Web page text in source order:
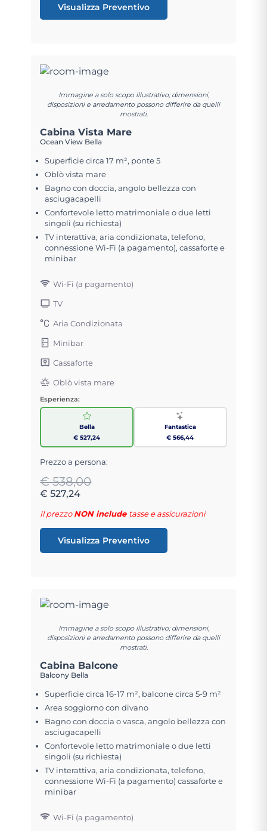
Visualizza Preventivo
Immagine a solo scopo illustrativo; dimensioni,
disposizioni e arredamento possono differire da quelli
mostrati.
Cabina Vista Mare
Ocean View Bella
Superficie circa 17 m², ponte 5
Oblò vista mare
Bagno con doccia, angolo bellezza con
asciugacapelli
Confortevole letto matrimoniale o due letti
singoli (su richiesta)
TV interattiva, aria condizionata, telefono,
connessione Wi-Fi (a pagamento), cassaforte e
minibar
Wi-Fi (a pagamento)
TV
Aria Condizionata
Minibar
Cassaforte
Oblò vista mare
Esperienza:
Bella
€ 527,24
Fantastica
€ 566,44
Prezzo a persona:
€ 538,00
€ 527,24
Il prezzoNON include tasse e assicurazioni
Visualizza Preventivo
Immagine a solo scopo illustrativo; dimensioni,
disposizioni e arredamento possono differire da quelli
mostrati.
Cabina Balcone
Balcony Bella
Superficie circa 16-17 m², balcone circa 5-9 m²
Area soggiorno con divano
Bagno con doccia o vasca, angolo bellezza con
asciugacapelli
Confortevole letto matrimoniale o due letti
singoli (su richiesta)
TV interattiva, aria condizionata, telefono,
connessione Wi-Fi (a pagamento) cassaforte e
minibar
Wi-Fi (a pagamento)